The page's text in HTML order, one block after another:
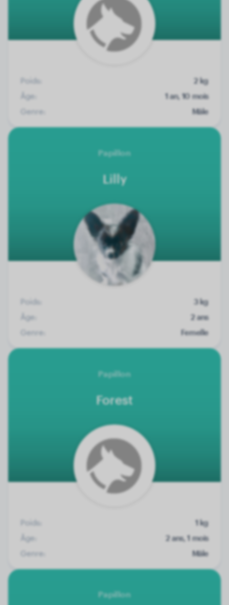
Poids:
2 kg
Âge:
1 an, 10 mois
Genre:
Mâle
Papillon
Lilly
Poids:
3 kg
Âge:
2 ans
Genre:
Femelle
Papillon
Forest
Poids:
1 kg
Âge:
2 ans, 1 mois
Genre:
Mâle
Papillon